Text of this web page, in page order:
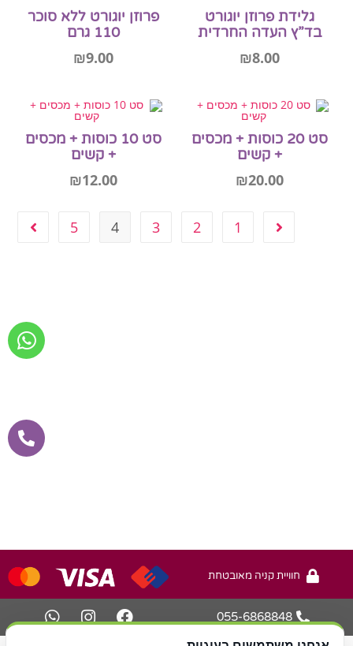
גלידת פרוזן יוגורט
בד”ץ העדה החרדית
₪8.00
פרוזן יוגורט ללא סוכר
110 גרם
₪9.00
סט 20 כוסות + מכסים
+ קשים
₪20.00
סט 10 כוסות + מכסים
+ קשים
₪12.00
1
2
3
4
5
חוויית קניה מאובטחת
055-6868848